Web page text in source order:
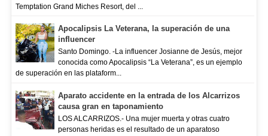
Temptation Grand Miches Resort, del ...
Apocalipsis La Veterana, la superación de una
influencer
Santo Domingo. -La influencer Josianne de Jesús, mejor
conocida como Apocalipsis “La Veterana”, es un ejemplo
de superación en las plataform...
Aparato accidente en la entrada de los Alcarrizos
causa gran en taponamiento
LOS ALCARRIZOS.- Una mujer muerta y otras cuatro
personas heridas es el resultado de un aparatoso